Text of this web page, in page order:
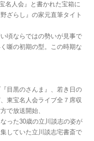
名人会』と書かれた宝箱に
ざらし』の家元直筆タイト
頃ならではの勢いが見事で
噺の初期の型。この時期な
目黒のさんま』、若き日の
東宝名人会ライブ全７席収
で放送開始、
った30歳の立川談志の姿が
していた立川談志宅書斎で